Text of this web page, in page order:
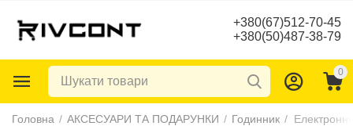
+380(67)512-70-45
+380(50)487-38-79
0
Головна / АКСЕСУАРИ ТА ПОДАРУНКИ / Годинник /